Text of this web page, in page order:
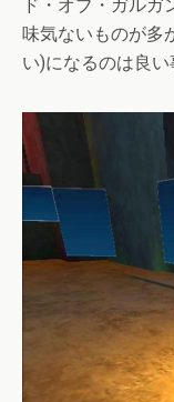
ド・オブ・ガル
味気ないものが多
い)になるのは良い